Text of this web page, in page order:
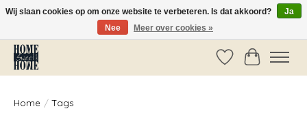
Vóór 14:00 besteld, dezelfde dag verzonden!
Verlanglijst
Home / Tags
Wij slaan cookies op om onze website te verbeteren. Is dat akkoord?
Ja
Nee
Meer over cookies »